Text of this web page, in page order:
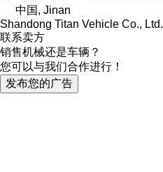
中国, Jinan
Shandong Titan Vehicle Co., Ltd.
联系卖方
销售机械还是车辆？
您可以与我们合作进行！
发布您的广告